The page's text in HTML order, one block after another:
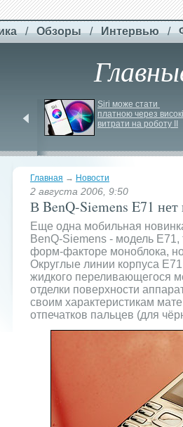
/ Обзоры / Интервью /
Shekan
ПРО
Siri може стати
платною через високі
витрати на роботу ІІ
Главная → Новости
2 августа 2006, 9:50
В BenQ-Siemens E71
Еще одна мобильная
BenQ-Siemens - модель
форм-факторе моноблока,
Округлые линии корпуса
жидкого переливающегося
отделки поверхности
своим характеристикам
отпечатков пальцев (для